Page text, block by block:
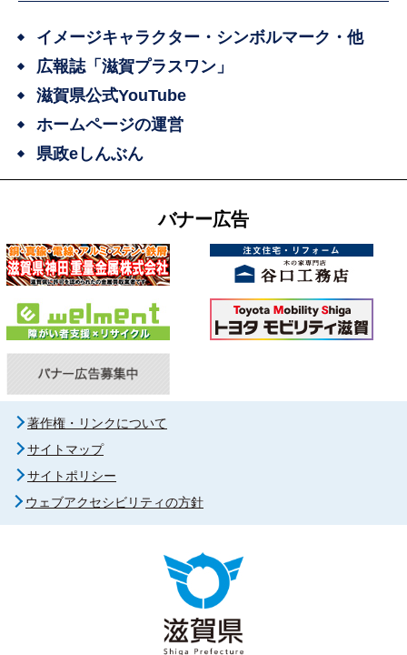
イメージキャラクター・シンボルマーク・他
広報誌「滋賀プラスワン」
滋賀県公式YouTube
ホームページの運営
県政eしんぶん
バナー広告
著作権・リンクについて
サイトマップ
サイトポリシー
ウェブアクセシビリティの方針